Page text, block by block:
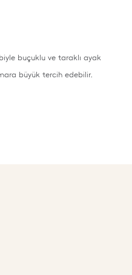
buçuklu ve taraklı ayak
büyük tercih edebilir.